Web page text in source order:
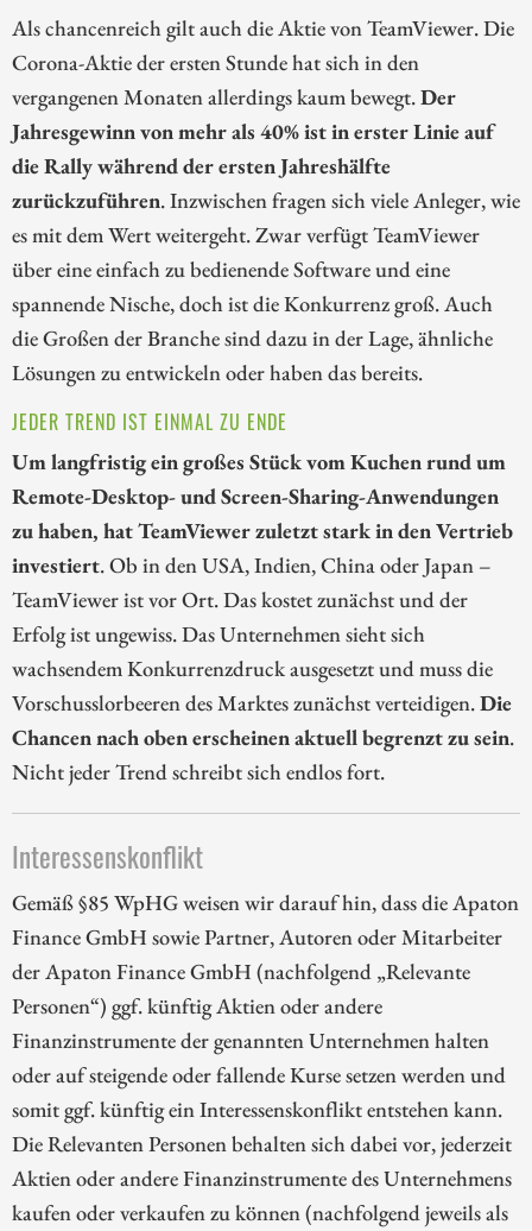
Als chancenreich gilt auch die Aktie von TeamViewer. Die
Corona-Aktie der ersten Stunde hat sich in den
vergangenen Monaten allerdings kaum bewegt.Der
Jahresgewinn von mehr als 40% ist in erster Linie auf
die Rally während der ersten Jahreshälfte
zurückzuführen. Inzwischen fragen sich viele Anleger, wie
es mit dem Wert weitergeht. Zwar verfügt TeamViewer
über eine einfach zu bedienende Software und eine
spannende Nische, doch ist die Konkurrenz groß. Auch
die Großen der Branche sind dazu in der Lage, ähnliche
Lösungen zu entwickeln oder haben das bereits.
JEDER TREND IST EINMAL ZU ENDE
Um langfristig ein großes Stück vom Kuchen rund um
Remote-Desktop- und Screen-Sharing-Anwendungen
zu haben, hat TeamViewer zuletzt stark in den Vertrieb
investiert. Ob in den USA, Indien, China oder Japan –
TeamViewer ist vor Ort. Das kostet zunächst und der
Erfolg ist ungewiss. Das Unternehmen sieht sich
wachsendem Konkurrenzdruck ausgesetzt und muss die
Vorschusslorbeeren des Marktes zunächst verteidigen.Die
Chancen nach oben erscheinen aktuell begrenzt zu sein.
Nicht jeder Trend schreibt sich endlos fort.
Interessenskonflikt
Gemäß §85 WpHG weisen wir darauf hin, dass die Apaton
Finance GmbH sowie Partner, Autoren oder Mitarbeiter
der Apaton Finance GmbH (nachfolgend „Relevante
Personen“) ggf. künftig Aktien oder andere
Finanzinstrumente der genannten Unternehmen halten
oder auf steigende oder fallende Kurse setzen werden und
somit ggf. künftig ein Interessenskonflikt entstehen kann.
Die Relevanten Personen behalten sich dabei vor, jederzeit
Aktien oder andere Finanzinstrumente des Unternehmens
kaufen oder verkaufen zu können (nachfolgend jeweils als